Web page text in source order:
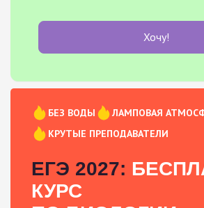
Хочу!
БЕЗ ВОДЫ
ЛАМПОВАЯ
КРУТЫЕ ПРЕПОДАВАТЕЛИ
ЕГЭ 2027:
КУРС